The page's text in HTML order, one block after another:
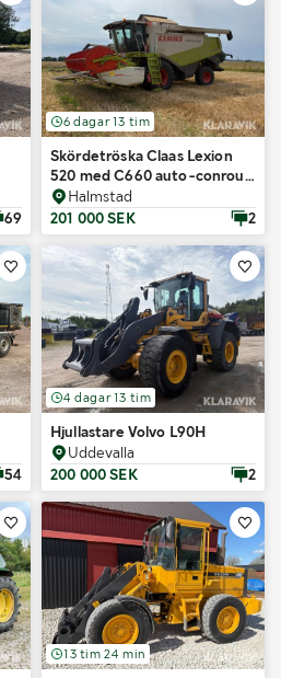
69
6 dagar 13 tim
Skördetröska Claas Lexion
520 med C660 auto-conrour
22 fots bord
Halmstad
201 000 SEK
2
54
4 dagar 13 tim
Hjullastare Volvo L90H
Uddevalla
200 000 SEK
2
13 tim 24 min